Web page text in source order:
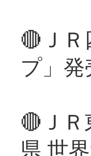
🔴Ｊ
プ」発
🔴Ｊ
県 世